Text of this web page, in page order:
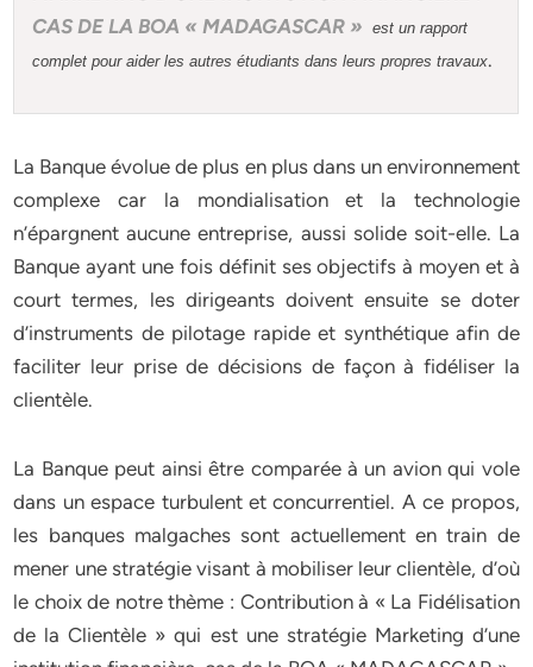
CAS DE LA BOA « MADAGASCAR »est un rapport
complet pour aider les autres étudiants dans leurs propres travaux.
La Banque évolue de plus en plus dans un environnement
complexe car la mondialisation et la technologie
n’épargnent aucune entreprise, aussi solide soit-elle. La
Banque ayant une fois définit ses objectifs à moyen et à
court termes, les dirigeants doivent ensuite se doter
d’instruments de pilotage rapide et synthétique afin de
faciliter leur prise de décisions de façon à fidéliser la
clientèle.
La Banque peut ainsi être comparée à un avion qui vole
dans un espace turbulent et concurrentiel. A ce propos,
les banques malgaches sont actuellement en train de
mener une stratégie visant à mobiliser leur clientèle, d’où
le choix de notre thème : Contribution à « La Fidélisation
de la Clientèle » qui est une stratégie Marketing d’une